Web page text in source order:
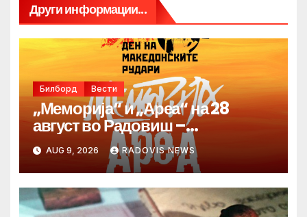
Други информации...
Билборд Вести
„Меморија“ и „Ареа“ на 28
август во Радовиш –
продолжува традицијата за
Денот на македонските рудари
AUG 9, 2026 RADOVIS NEWS